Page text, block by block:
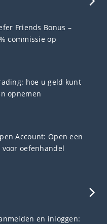
Friends Bonus –
commissie op
hoe u geld kunt
opnemen
Account: Open een
oefenhandel
en inloggen: